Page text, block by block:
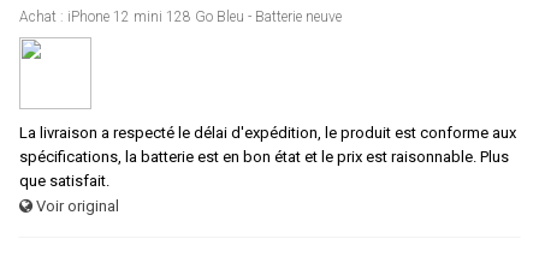
Achat : iPhone 12 mini 128 Go Bleu - Batterie neuve
La livraison a respecté le délai d'expédition, le produit est conforme aux
spécifications, la batterie est en bon état et le prix est raisonnable. Plus
que satisfait.
Voir original